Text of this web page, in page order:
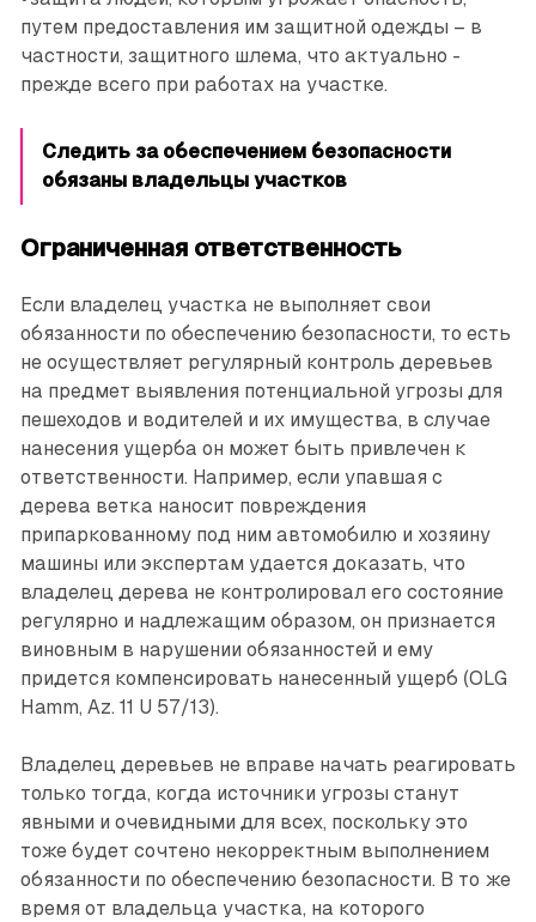
путем предоставления им защитной одежды – в
частности, защитного шлема, что актуально ­
прежде всего при работах на участке.
Следить за обеспечением безопасности
обязаны владельцы участков
Ограниченная ответственность
Если владелец участка не выполняет свои
обязанности по обеспечению безопасности, то есть
не осуществляет регулярный контроль деревьев
на предмет выявления потенциальной угрозы для
пешеходов и водителей и их имущества, в случае
нанесения ущерба он может быть привлечен к
ответственности. Например, если упавшая с
дерева ветка наносит повреждения
припаркованному под ним автомобилю и хозяину
машины или экспертам удается доказать, что
владелец дерева не контролировал его состояние
регулярно и надлежащим образом, он признается
виновным в нарушении обязанностей и ему
придется компенсировать нанесенный ущерб (OLG
Hamm, Az. 11 U 57/13).
Владелец деревьев не вправе начать реагировать
только тогда, когда источники угрозы станут
явными и очевидными для всех, поскольку это
тоже будет сочтено некорректным выполнением
обязанности по обеспечению безопасности. В то же
время от владельца участка, на которого